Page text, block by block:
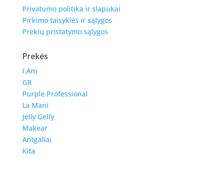
Privatumo politika ir slapukai
Pirkimo taisyklės ir sąlygos
Prekių pristatymo sąlygos
Prekės
I.Am
GR
Purple Professional
La Mani
Jelly Gelly
Makear
Antgaliai
Kita